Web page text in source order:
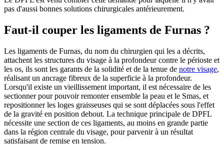
pas d'aussi bonnes solutions chirurgicales antérieurement.
Faut-il couper les ligaments de Furnas ?
Les ligaments de Furnas, du nom du chirurgien qui les a décrits,
attachent les structures du visage à la profondeur contre le périoste et
les os, ils sont les garants de la solidité et de la tenue de notre visage,
réalisant un ancrage fibreux de la superficie à la profondeur.
Lorsqu'il existe un vieillissement important, il est nécessaire de les
sectionner pour pouvoir remonter ensemble la peau et le Smas, et
repositionner les loges graisseuses qui se sont déplacées sous l'effet
de la gravité en position debout. La technique principale de DPFL
nécessite une section de ces ligaments, au moins en grande partie
dans la région centrale du visage, pour parvenir à un résultat
satisfaisant de remise en tension.